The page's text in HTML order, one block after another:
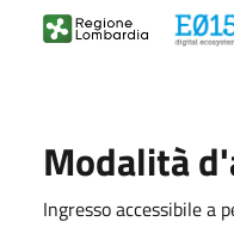
Modalità
Ingresso accessibile a